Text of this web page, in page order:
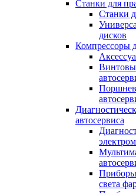
Станки для
Станки
дисков
Компрессоры
автосервиса
Приборы
света